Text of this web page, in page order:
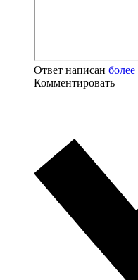
Ответ написан более
Комментировать